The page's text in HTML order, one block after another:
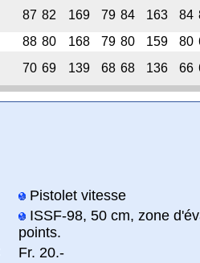
87 82 169 79 84 163 84
88 80 168 79 80 159 80
70 69 139 68 68 136 66
Pistolet vitesse
ISSF-98, 50 cm, zone
points.
Fr. 20.-